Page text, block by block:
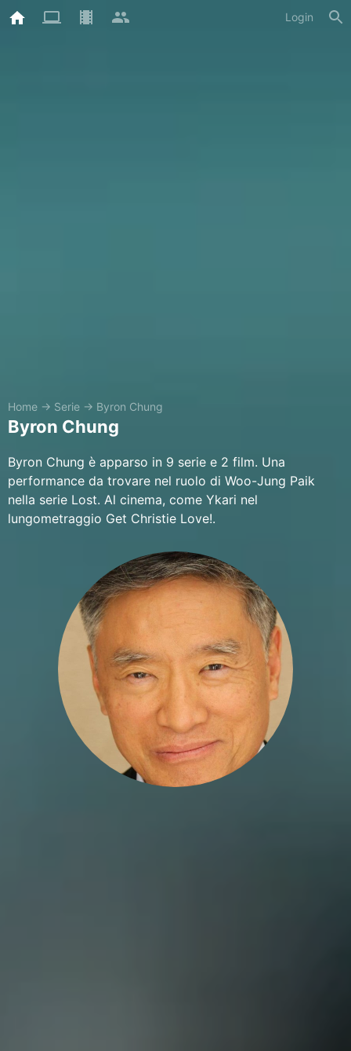
Login
Home → Serie → Byron Chung
Byron Chung
Byron Chung è apparso in 9 serie e 2 film. Una
performance da trovare nel ruolo di Woo-Jung Paik
nella serie Lost. Al cinema, come Ykari nel
lungometraggio Get Christie Love!.